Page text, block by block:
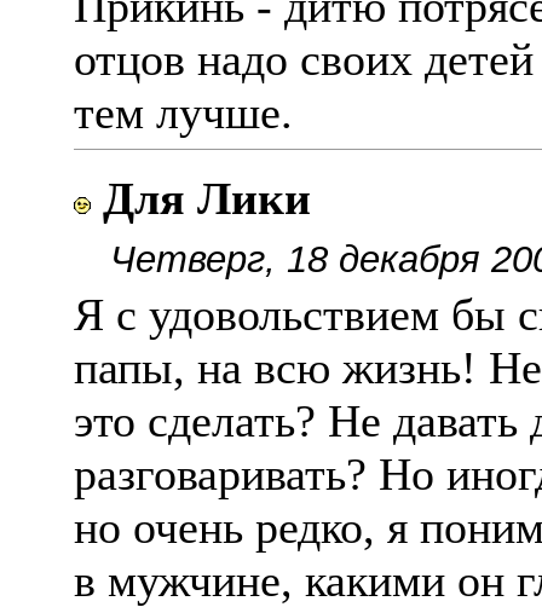
отцов надо своих
тем лучше.
Для Лики
Четверг, 18 декабря
Я с удовольствием бы
папы, на всю жизнь! Не
это сделать? Не
разговаривать? Но
но очень редко, я
в мужчине, какими он